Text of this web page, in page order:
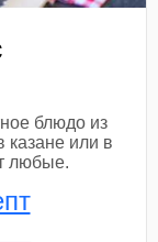
блюдо из
казане или в
любые.